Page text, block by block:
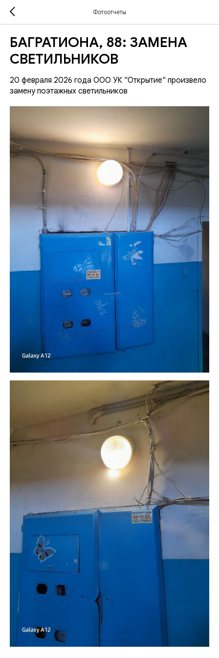
Фотоотчеты
БАГРАТИОНА, 88: ЗАМЕНА
СВЕТИЛЬНИКОВ
20 февраля 2026 года ООО УК "Открытие" произвело
замену поэтажных светильников